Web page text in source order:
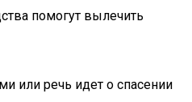
помогут вылечить
или речь идет о спасении